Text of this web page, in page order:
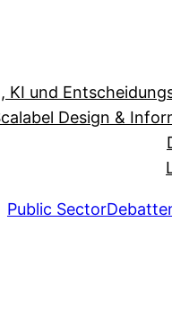
KI und
Design &
Public Sector